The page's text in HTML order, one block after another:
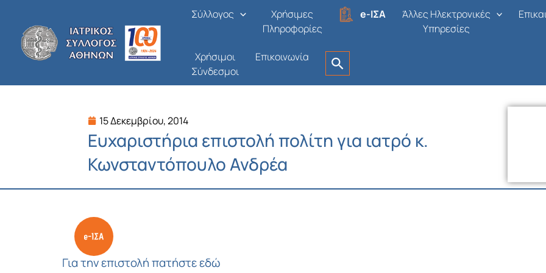
περιεχόμενο
Σύλλογος
Χρήσιμες
Πληροφορίες
e-ΙΣΑ
Άλλες Ηλεκτρονικές
Υπηρεσίες
Χρήσιμοι
Σύνδεσμοι
Επικοινωνία
15 Δεκεμβρίου, 2014
Ευχαριστήρια επιστολή πολίτη για ιατρό κ.
Κωνσταντόπουλο Ανδρέα
Για την επιστολή πατήστε εδώ